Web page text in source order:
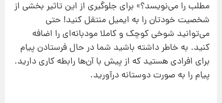
مطلب را می‌نویسد؟» برای جلوگیری از این تاثیر بخشی از
شخصیت خودتان را به ایمیل منتقل کنید! حتی
می‌توانید شوخی کوچک و کاملا مودبانه‌ای را اضافه
کنید. به خاطر داشته باشید شما در حال فرستادن پیام
برای افرادی هستید که از پیش با آن‌ها رابطه کاری دارید.
پیام را به صورت دوستانه درآورید.